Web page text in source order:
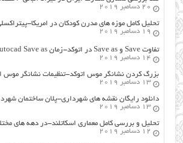
20 دسامبر 2019
تحلیل کامل موزه های مدرن کودکان در امریکا-
19 دسامبر 2019
تفاوت Save و Save as در اتوکد-زمان autocad Save as
14 دسامبر 2019
بزرگ کردن نشانگر موس اتوکد-تنظیمات نشانگر موس
13 دسامبر 2019
دانلود رایگان نقشه های شهرداری-پلان ساختمان
13 دسامبر 2019
تحلیل و بررسی کامل معماری اسکاتلند-در دهه های
12 دسامبر 2019